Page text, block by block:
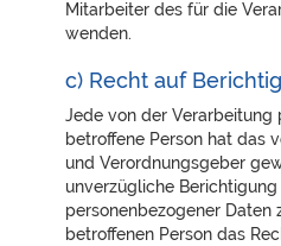
Mitarbeiter des für die
wenden.
c) Recht auf
Jede von der Verarbeitung
betroffene Person hat das
und Verordnungsgeber
unverzügliche
personenbezogener Daten
betroffenen Person das